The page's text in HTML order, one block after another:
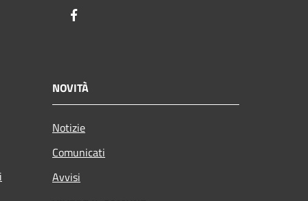
NOVITÀ
Notizie
Comunicati
Avvisi